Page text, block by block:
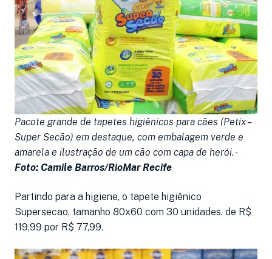
Pacote grande de tapetes higiênicos para cães (Petix –
Super Secão) em destaque, com embalagem verde e
amarela e ilustração de um cão com capa de herói. -
Foto: Camile Barros/RioMar Recife
Partindo para a higiene, o tapete higiênico
Supersecao, tamanho 80x60 com 30 unidades, de R$
119,99 por R$ 77,99.